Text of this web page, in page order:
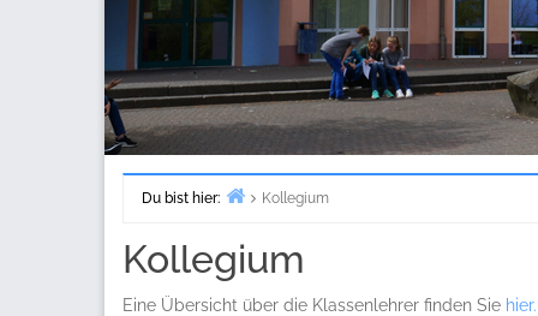
Du bist hier:
Kollegium
Kollegium
Eine Übersicht über die Klassenlehrer finden Sie hier.